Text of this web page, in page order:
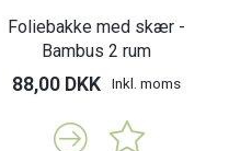
Foliebakke med skær -
Bambus 2 rum
88,00 DKK Inkl. moms